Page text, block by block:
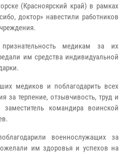
(Красноярский край) в рамках
доктор» навестили работников
медикам за их
им средства индивидуальной
медиков и поблагодарить всех
за терпение, отзывчивость, труд и
заместитель командира воинской
военнослужащих за
им здоровья и успехов на